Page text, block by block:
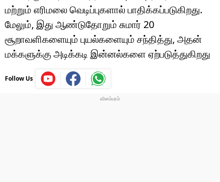
மற்றும் எரிமலை வெடிப்புகளால் பாதிக்கப்படுகிறது.
மேலும், இது ஆண்டுதோறும் சுமார் 20
சூறாவளிகளையும் புயல்களையும் சந்தித்து, அதன்
மக்களுக்கு அடிக்கடி இன்னல்களை ஏற்படுத்துகிறது
Follow Us